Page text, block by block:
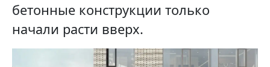
бетонные конструкции только
начали расти вверх.